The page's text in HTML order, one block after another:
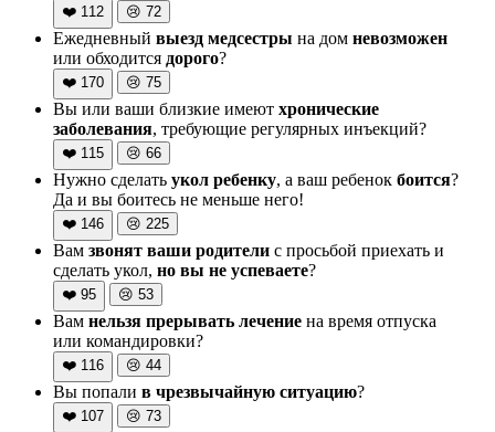
❤️ 112 😢 72
Ежедневный выезд медсестры на дом невозможен
или обходится дорого?
❤️ 170 😢 75
Вы или ваши близкие имеют хронические
заболевания, требующие регулярных инъекций?
❤️ 115 😢 66
Нужно сделать укол ребенку, а ваш ребенок боится?
Да и вы боитесь не меньше него!
❤️ 146 😢 225
Вам звонят ваши родители с просьбой приехать и
сделать укол, но вы не успеваете?
❤️ 95 😢 53
Вам нельзя прерывать лечение на время отпуска
или командировки?
❤️ 116 😢 44
Вы попали в чрезвычайную ситуацию?
❤️ 107 😢 73